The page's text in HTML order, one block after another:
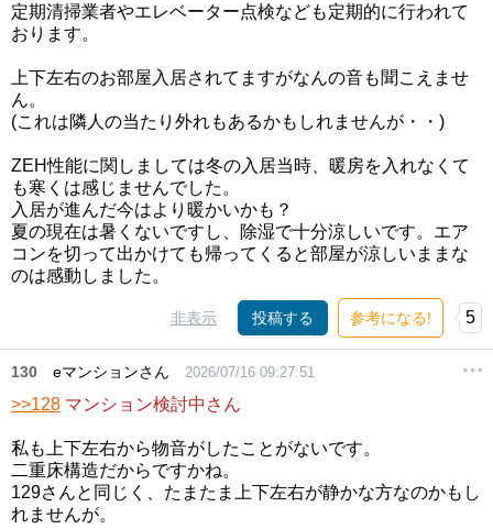
定期清掃業者やエレベーター点検なども定期的に行われて
おります。
上下左右のお部屋入居されてますがなんの音も聞こえませ
ん。
(これは隣人の当たり外れもあるかもしれませんが・・)
ZEH性能に関しましては冬の入居当時、暖房を入れなくて
も寒くは感じませんでした。
入居が進んだ今はより暖かいかも？
夏の現在は暑くないですし、除湿で十分涼しいです。エア
コンを切って出かけても帰ってくると部屋が涼しいままな
のは感動しました。
非表示 投稿する 参考になる! 5
130 eマンションさん 2026/07/16 09:27:51
>>128 マンション検討中さん
私も上下左右から物音がしたことがないです。
二重床構造だからですかね。
129さんと同じく、たまたま上下左右が静かな方なのかもし
れませんが。